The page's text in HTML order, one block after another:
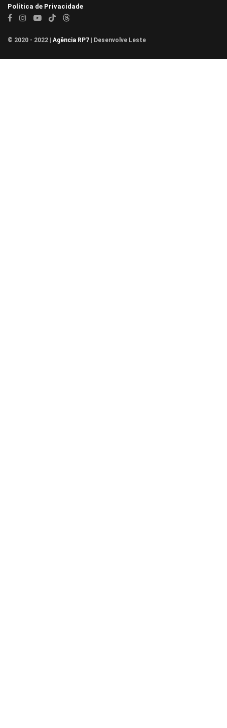
Política de Privacidade
© 2020 - 2022 | Agência RP7 | Desenvolve Leste